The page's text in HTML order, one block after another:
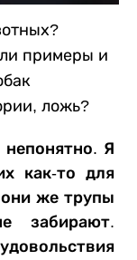
примеры и
ложь?
Я
как-то для
же трупы
забирают.